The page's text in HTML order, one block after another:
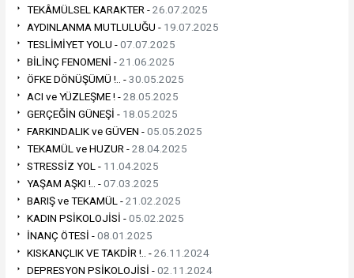
TEKÂMÜLSEL KARAKTER -26.07.2025
AYDINLANMA MUTLULUĞU - 19.07.2025
TESLİMİYET YOLU -07.07.2025
BİLİNÇ FENOMENİ -21.06.2025
ÖFKE DÖNÜŞÜMÜ !.. -30.05.2025
ACI ve YÜZLEŞME ! -28.05.2025
GERÇEĞİN GÜNEŞİ - 18.05.2025
FARKINDALIK ve GÜVEN -05.05.2025
TEKAMÜL ve HUZUR -28.04.2025
STRESSİZ YOL - 11.04.2025
YAŞAM AŞKI !.. -07.03.2025
BARIŞ ve TEKAMÜL -21.02.2025
KADIN PSİKOLOJİSİ -05.02.2025
İNANÇ ÖTESİ -08.01.2025
KISKANÇLIK VE TAKDİR !.. -26.11.2024
DEPRESYON PSİKOLOJİSİ -02.11.2024